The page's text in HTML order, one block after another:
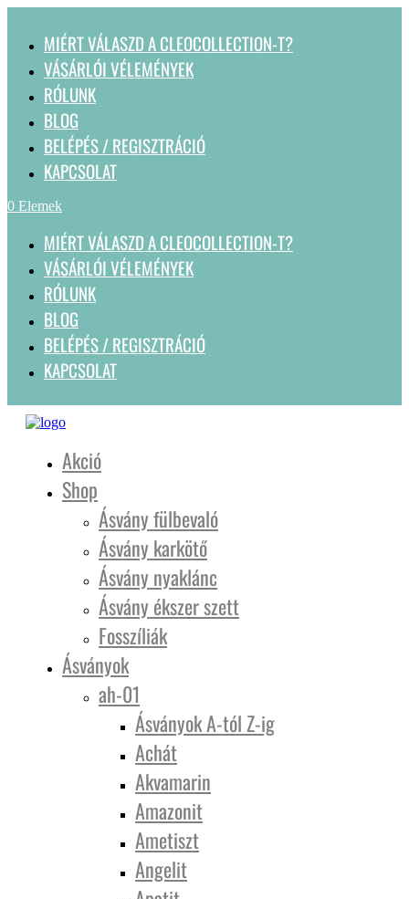
MIÉRT VÁLASZD A CLEOCOLLECTION-T?
VÁSÁRLÓI VÉLEMÉNYEK
RÓLUNK
BLOG
BELÉPÉS / REGISZTRÁCIÓ
KAPCSOLAT
0 Elemek
MIÉRT VÁLASZD A CLEOCOLLECTION-T?
VÁSÁRLÓI VÉLEMÉNYEK
RÓLUNK
BLOG
BELÉPÉS / REGISZTRÁCIÓ
KAPCSOLAT
Akció
Shop
Ásvány fülbevaló
Ásvány karkötő
Ásvány nyaklánc
Ásvány ékszer szett
Fosszíliák
Ásványok
ah-01
Ásványok A-tól Z-ig
Achát
Akvamarin
Amazonit
Ametiszt
Angelit